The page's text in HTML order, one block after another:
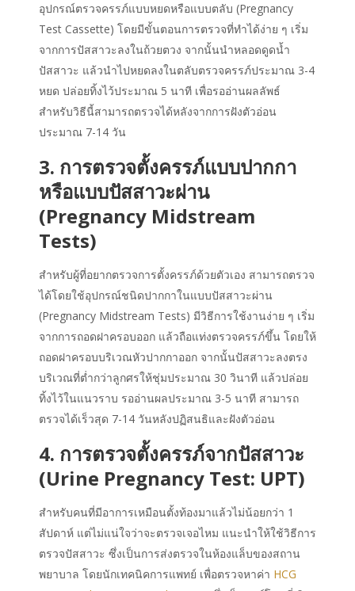
อุปกรณ์ตรวจครรภ์แบบหยดหรือแบบตลับ (Pregnancy
Test Cassette) โดยมีขั้นตอนการตรวจที่ทำได้ง่าย ๆ เริ่ม
จากการปัสสาวะลงในถ้วยตวง จากนั้นนำหลอดดูดน้ำ
ปัสสาวะ แล้วนำไปหยดลงในตลับตรวจครรภ์ประมาณ 3-4
หยด ปล่อยทิ้งไว้ประมาณ 5 นาที เพื่อรออ่านผลลัพธ์
สำหรับวิธีนี้สามารถตรวจได้หลังจากการฝังตัวอ่อน
ประมาณ 7-14 วัน
3. การตรวจตั้งครรภ์แบบปากกา
หรือแบบปัสสาวะผ่าน
(Pregnancy Midstream
Tests)
สำหรับผู้ที่อยากตรวจการตั้งครรภ์ด้วยตัวเอง สามารถตรวจ
ได้โดยใช้อุปกรณ์ชนิดปากกาในแบบปัสสาวะผ่าน
(Pregnancy Midstream Tests) มีวิธีการใช้งานง่าย ๆ เริ่ม
จากการถอดฝาครอบออก แล้วถือแท่งตรวจครรภ์ขึ้น โดยให้
ถอดฝาครอบบริเวณหัวปากกาออก จากนั้นปัสสาวะลงตรง
บริเวณที่ต่ำกว่าลูกศรให้ชุ่มประมาณ 30 วินาที แล้วปล่อย
ทิ้งไว้ในแนวราบ รออ่านผลประมาณ 3-5 นาที สามารถ
ตรวจได้เร็วสุด 7-14 วันหลังปฏิสนธิและฝังตัวอ่อน
4. การตรวจตั้งครรภ์จากปัสสาวะ
(Urine Pregnancy Test: UPT)
สำหรับคนที่มีอาการเหมือนตั้งท้องมาแล้วไม่น้อยกว่า 1
สัปดาห์ แต่ไม่แน่ใจว่าจะตรวจเจอไหม แนะนำให้ใช้วิธีการ
ตรวจปัสสาวะ ซึ่งเป็นการส่งตรวจในห้องแล็บของสถาน
พยาบาล โดยนักเทคนิคการแพทย์ เพื่อตรวจหาค่า HCG